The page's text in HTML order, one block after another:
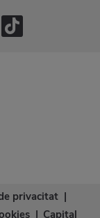
privacitat |
| Capital